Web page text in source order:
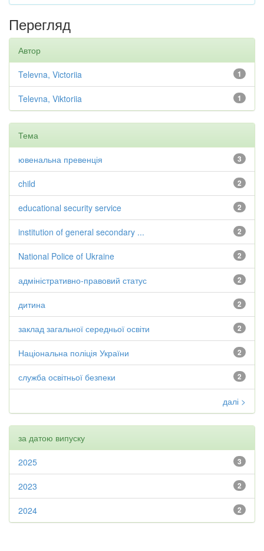
Перегляд
Автор
1
Televna, Victoriia
1
Televna, Viktoriia
Тема
3
ювенальна превенція
2
child
2
educational security service
2
institution of general secondary ...
2
National Police of Ukraine
2
адміністративно-правовий статус
2
дитина
2
заклад загальної середньої освіти
2
Національна поліція України
2
служба освітньої безпеки
далі >
за датою випуску
3
2025
2
2023
2
2024